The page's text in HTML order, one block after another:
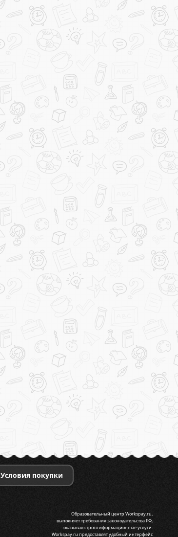
Условия покупки
Образовательный центр Workspay.ru,
выполняет требования законодательства РФ,
оказывая строго иформационные услуги.
Workspay.ru предоставлят удобный интерфейс